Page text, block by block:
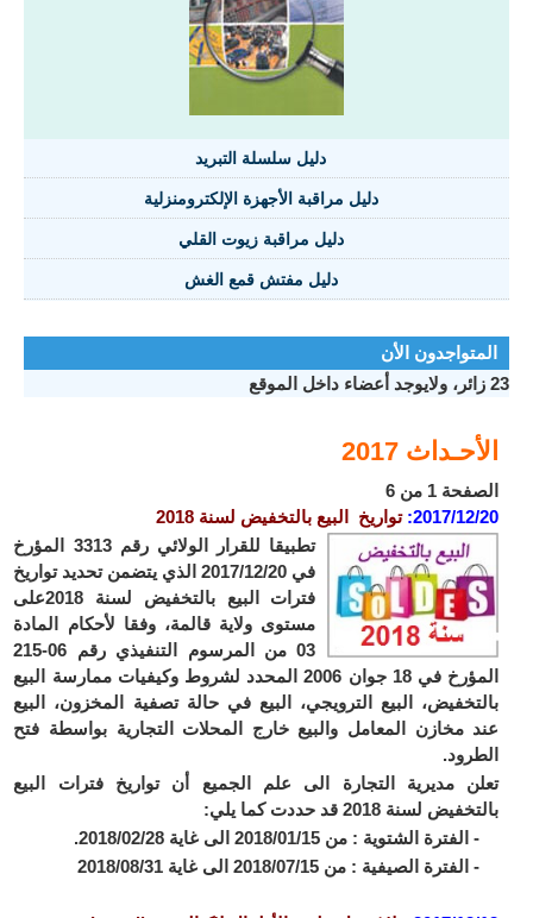
دليل سلسلة التبريد
دليل مراقبة الأجهزة الإلكترومنزلية
دليل مراقبة زيوت القلي
دليل مفتش قمع الغش
المتواجدون الأن
23 زائر، ولايوجد أعضاء داخل الموقع
الأحـداث 2017
الصفحة 1 من 6
2017/12/20: تواريخ البيع بالتخفيض لسنة 2018
تطبيقا للقرار الولائي رقم 3313 المؤرخ
في 2017/12/20 الذي يتضمن تحديد تواريخ
فترات البيع بالتخفيض لسنة 2018على
مستوى ولاية قالمة، وفقا لأحكام المادة
03 من المرسوم التنفيذي رقم 06-215
المؤرخ في 18 جوان 2006 المحدد لشروط وكيفيات ممارسة البيع
بالتخفيض، البيع الترويجي، البيع في حالة تصفية المخزون، البيع
عند مخازن المعامل والبيع خارج المحلات التجارية بواسطة فتح
الطرود.
تعلن مديرية التجارة الى علم الجميع أن تواريخ فترات البيع
بالتخفيض لسنة 2018 قد حددت كما يلي:
- الفترة الشتوية : من 2018/01/15 الى غاية 2018/02/28.
- الفترة الصيفية : من 2018/07/15 الى غاية 2018/08/31